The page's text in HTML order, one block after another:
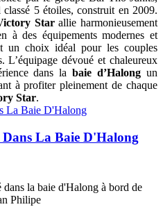
5 étoiles, construit en 2009.
Starallie harmonieusement
à des équipements modernes et
un choix idéal pour les couples
L’équipage dévoué et chaleureux
dans labaie d’Halong un
à profiter pleinement de chaque
Star.
La Baie D'Halong
la baie d'Halong à bord de
Philipe